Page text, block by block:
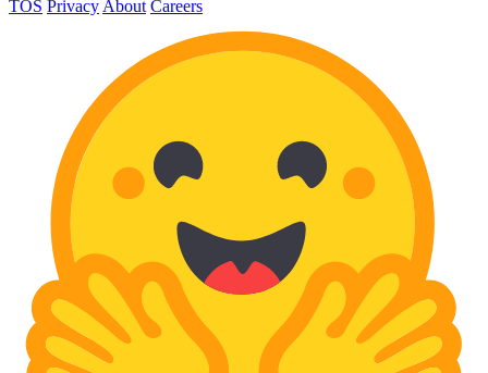
TOS Privacy About Careers